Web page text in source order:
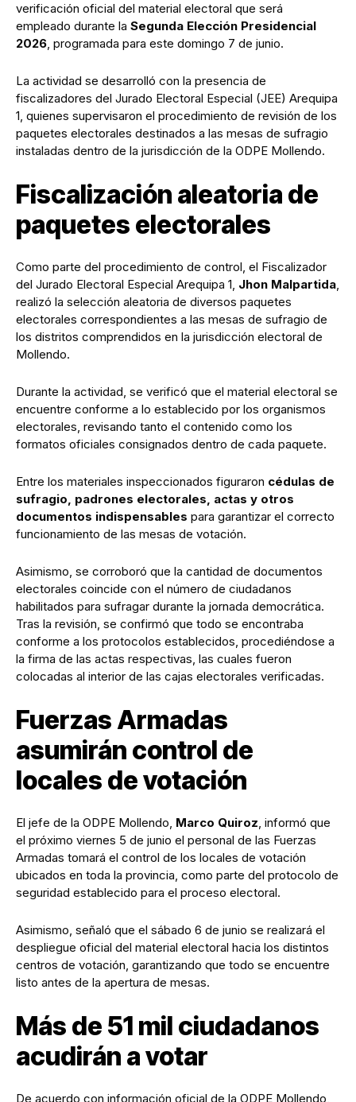
verificación oficial del material electoral que será
empleado durante la Segunda Elección Presidencial
2026, programada para este domingo 7 de junio.
La actividad se desarrolló con la presencia de
fiscalizadores del Jurado Electoral Especial (JEE) Arequipa
1, quienes supervisaron el procedimiento de revisión de los
paquetes electorales destinados a las mesas de sufragio
instaladas dentro de la jurisdicción de la ODPE Mollendo.
Fiscalización aleatoria de
paquetes electorales
Como parte del procedimiento de control, el Fiscalizador
del Jurado Electoral Especial Arequipa 1, Jhon Malpartida,
realizó la selección aleatoria de diversos paquetes
electorales correspondientes a las mesas de sufragio de
los distritos comprendidos en la jurisdicción electoral de
Mollendo.
Durante la actividad, se verificó que el material electoral se
encuentre conforme a lo establecido por los organismos
electorales, revisando tanto el contenido como los
formatos oficiales consignados dentro de cada paquete.
Entre los materiales inspeccionados figuraron cédulas de
sufragio, padrones electorales, actas y otros
documentos indispensables para garantizar el correcto
funcionamiento de las mesas de votación.
Asimismo, se corroboró que la cantidad de documentos
electorales coincide con el número de ciudadanos
habilitados para sufragar durante la jornada democrática.
Tras la revisión, se confirmó que todo se encontraba
conforme a los protocolos establecidos, procediéndose a
la firma de las actas respectivas, las cuales fueron
colocadas al interior de las cajas electorales verificadas.
Fuerzas Armadas
asumirán control de
locales de votación
El jefe de la ODPE Mollendo, Marco Quiroz, informó que
el próximo viernes 5 de junio el personal de las Fuerzas
Armadas tomará el control de los locales de votación
ubicados en toda la provincia, como parte del protocolo de
seguridad establecido para el proceso electoral.
Asimismo, señaló que el sábado 6 de junio se realizará el
despliegue oficial del material electoral hacia los distintos
centros de votación, garantizando que todo se encuentre
listo antes de la apertura de mesas.
Más de 51 mil ciudadanos
acudirán a votar
De acuerdo con información oficial de la ODPE Mollendo,